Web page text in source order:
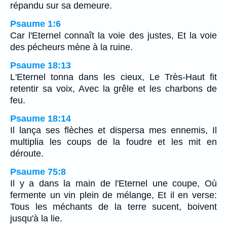
répandu sur sa demeure.
Psaume 1:6
Car l'Eternel connaît la voie des justes, Et la voie
des pécheurs mène à la ruine.
Psaume 18:13
L'Eternel tonna dans les cieux, Le Très-Haut fit
retentir sa voix, Avec la grêle et les charbons de
feu.
Psaume 18:14
Il lança ses flèches et dispersa mes ennemis, Il
multiplia les coups de la foudre et les mit en
déroute.
Psaume 75:8
Il y a dans la main de l'Eternel une coupe, Où
fermente un vin plein de mélange, Et il en verse:
Tous les méchants de la terre sucent, boivent
jusqu'à la lie.